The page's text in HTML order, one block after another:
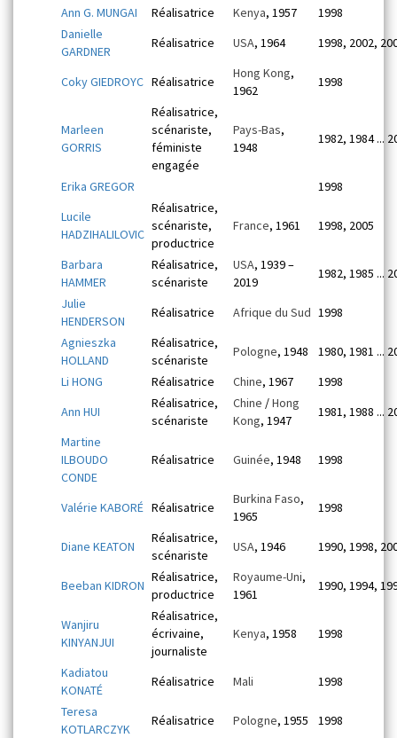
Ann G. MUNGAI
Réalisatrice Kenya, 1957
1998
Danielle
GARDNER
Réalisatrice USA, 1964 1998, 2002,
Coky GIEDROYC Réalisatrice
Hong Kong,
1962
1998
Marleen
GORRIS
Réalisatrice,
scénariste,
féministe
engagée
Pays-Bas,
1948
1982, 1984 ...
Erika GREGOR
1998
Lucile
HADZIHALILOVIC
Réalisatrice,
scénariste,
productrice
France, 1961 1998, 2005
Barbara
HAMMER
Réalisatrice,
scénariste
USA, 1939 –
2019
1982, 1985 ...
Julie
HENDERSON
Réalisatrice Afrique du Sud 1998
Agnieszka
HOLLAND
Réalisatrice,
scénariste
Pologne, 1948
1980, 1981 ...
Li HONG
Réalisatrice Chine, 1967
1998
Ann HUI
Réalisatrice,
scénariste
Chine /Hong
Kong, 1947
1981, 1988 ...
Martine
ILBOUDO
CONDE
Réalisatrice Guinée, 1948 1998
Valérie KABORÉ Réalisatrice
Burkina Faso,
1965
1998
Diane KEATON
Réalisatrice,
scénariste
USA, 1946 1990, 1998,
Beeban KIDRON
Réalisatrice,
productrice
Royaume-Uni,
1961
1990, 1994,
Wanjiru
KINYANJUI
Réalisatrice,
écrivaine,
journaliste
Kenya, 1958 1998
Kadiatou
KONATÉ
Réalisatrice Mali
1998
Teresa
KOTLARCZYK
Réalisatrice Pologne, 1955
1998